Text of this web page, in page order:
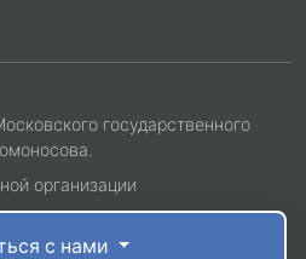
государственного
организации
с нами